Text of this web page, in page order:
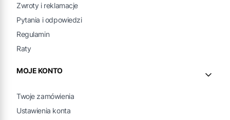
Zwroty i reklamacje
Pytania i odpowiedzi
Regulamin
Raty
MOJE KONTO
Twoje zamówienia
Ustawienia konta